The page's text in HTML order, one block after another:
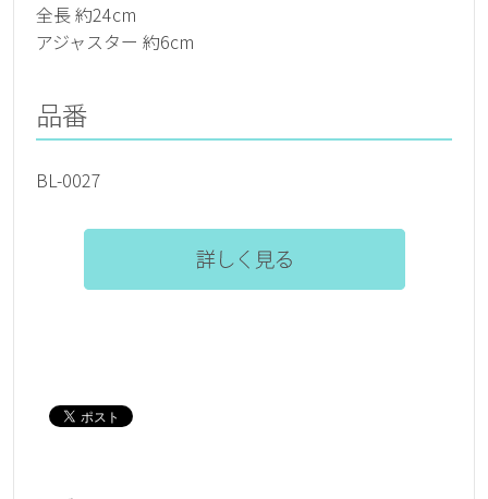
全長 約24cm
アジャスター 約6cm
品番
BL-0027